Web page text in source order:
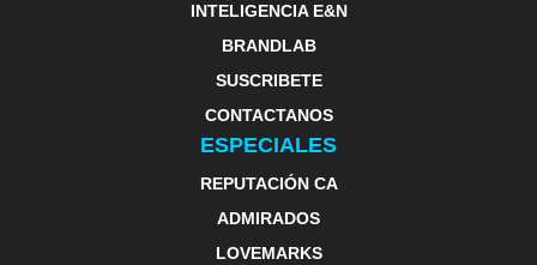
INTELIGENCIA E&N
BRANDLAB
SUSCRIBETE
CONTACTANOS
ESPECIALES
REPUTACIÓN CA
ADMIRADOS
LOVEMARKS